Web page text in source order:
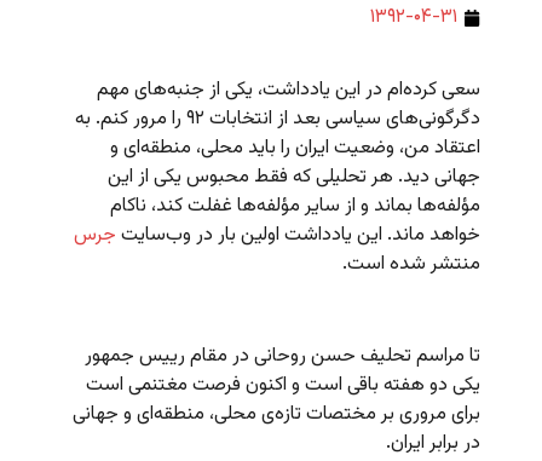
۱۳۹۲-۰۴-۳۱
سعی کرده‌ام در این یادداشت، یکی از جنبه‌های مهم
دگرگونی‌های سیاسی بعد از انتخابات ۹۲ را مرور کنم. به
اعتقاد من، وضعیت ایران را باید محلی، منطقه‌ای و
جهانی دید. هر تحلیلی که فقط محبوس یکی از این
مؤلفه‌ها بماند و از سایر مؤلفه‌ها غفلت کند، ناکام
خواهد ماند. این یادداشت اولین بار در وب‌سایت جرس
منتشر شده است.
تا مراسم تحلیف حسن روحانی در مقام رییس جمهور
یکی دو هفته باقی است و اکنون فرصت مغتنمی است
برای مروری بر مختصات تازه‌ی محلی، منطقه‌ای و جهانی
در برابر ایران.